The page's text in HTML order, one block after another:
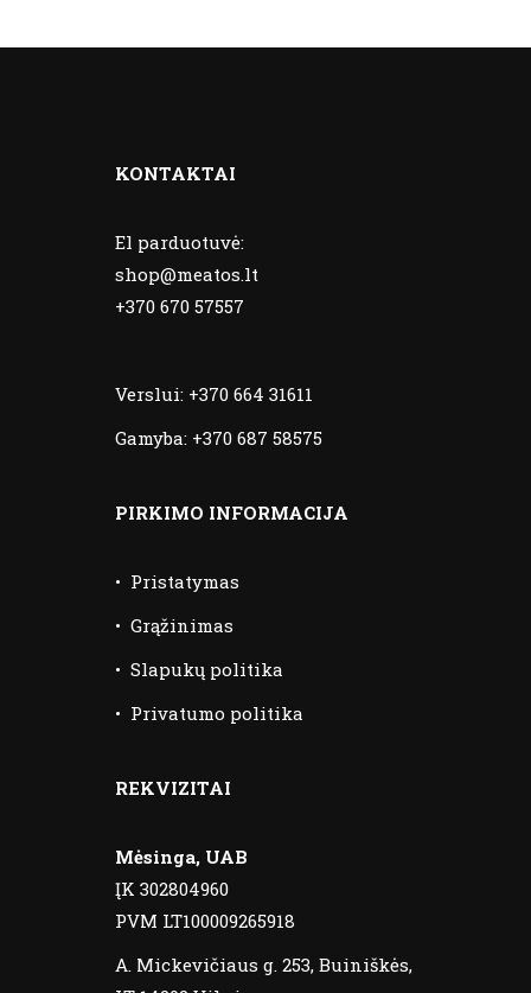
KONTAKTAI
El parduotuvė:
shop@meatos.lt
+370 670 57557
Verslui: +370 664 31611
Gamyba: +370 687 58575
PIRKIMO INFORMACIJA
• Pristatymas
• Grąžinimas
• Slapukų politika
• Privatumo politika
REKVIZITAI
Mėsinga, UAB
ĮK 302804960
PVM LT100009265918
A. Mickevičiaus g. 253, Buiniškės,